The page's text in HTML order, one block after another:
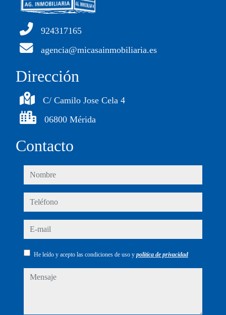
924317165
agencia@micasainmobiliaria.es
Dirección
C/ Camilo Jose Cela 4
06800 Mérida
Contacto
nombre
teléfono
e-mail
He leído y acepto las condiciones de uso y política de privacidad
mensaje